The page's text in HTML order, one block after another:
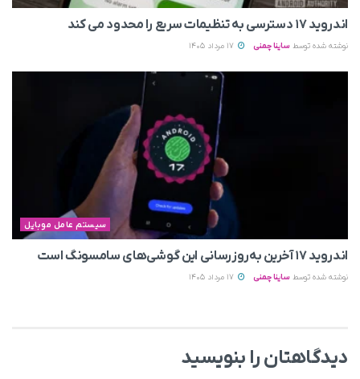
اندروید ۱۷ دسترسی به تنظیمات سریع را محدود می‌ کند
نوشته شده توسط ساینا چمنی
سیستم عامل موبایل
اندروید ۱۷ آخرین به‌روزرسانی این گوشی‌های سامسونگ است
نوشته شده توسط ساینا چمنی
دیدگاهتان را بنویسید